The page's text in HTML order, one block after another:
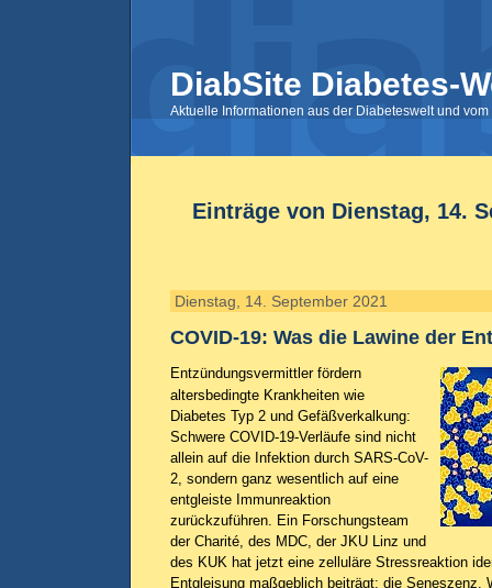
DiabSite Diabetes-
Aktuelle Informationen aus der Diabeteswelt und
Einträge von Dienstag, 14.
Dienstag, 14. September 2021
COVID-19: Was die Lawine der
Entzündungsvermittler fördern
altersbedingte Krankheiten wie
Diabetes Typ 2 und Gefäßverkalkung:
Schwere COVID-19-Verläufe sind nicht
allein auf die Infektion durch SARS-CoV-
2, sondern ganz wesentlich auf eine
entgleiste Immunreaktion
zurückzuführen. Ein Forschungsteam
der Charité, des MDC, der JKU Linz und
des KUK hat jetzt eine zelluläre Stressreaktion
Entgleisung maßgeblich beiträgt: die Seneszenz.